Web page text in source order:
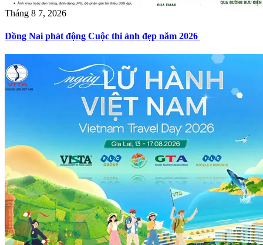
Tháng 8 7, 2026
Đồng Nai phát động Cuộc thi ảnh đẹp năm 2026